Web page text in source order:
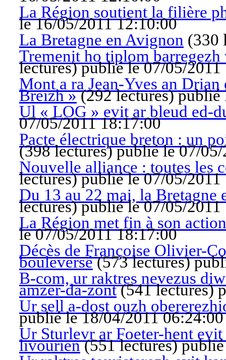
La Région soutient la filière
le 16/05/2011 12:10:00
La Bretagne en Avignon (330
Tremenit ho tiplom
lectures)publié le 07/05/2011
Mont a ra Jean-Yves an
Breizh »(292 lectures)publié
Ul « LOG » evit ar bleud ed-
07/05/2011 18:17:00
Pacte électrique breton : un
(398 lectures)publié le 07/
Nouvelle alliance : toutes les
lectures)publié le 07/05/2011
Du 13 au 22 mai, la Bretagne
lectures)publié le 07/05/2011
La Région met fin à son
le 07/05/2011 18:17:00
Décès de Françoise Olivier-
bouleversé(573 lectures)
B-com, ur raktres nevezus
amzer-da-zont(541 lectures)
Ur sell a-dost ouzh
publié le 18/04/2011 06:24:00
Ur Sturlevr ar Foeter-hent
livourien(551 lectures)